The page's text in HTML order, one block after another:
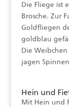
Die Fliege ist
Brosche. Zur
Goldfliegen
goldblau
Die
jagen
Hein und
Mit Hein und